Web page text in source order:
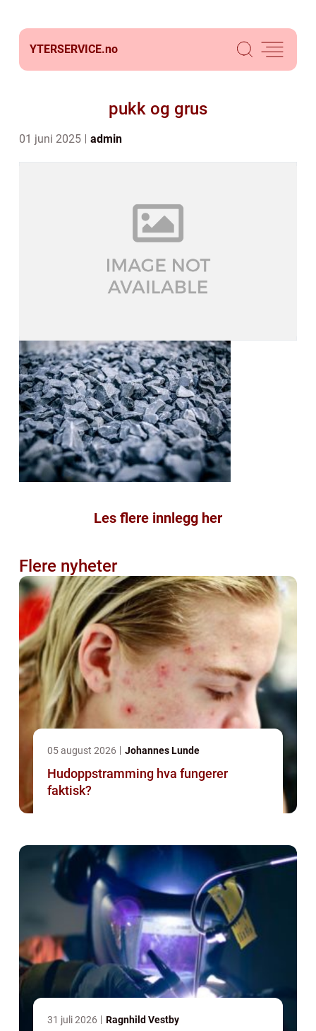
YTERSERVICE.no
pukk og grus
01 juni 2025 admin
Les flere innlegg her
Flere nyheter
05 august 2026 Johannes Lunde
Hudoppstramming hva fungerer
faktisk?
31 juli 2026 Ragnhild Vestby